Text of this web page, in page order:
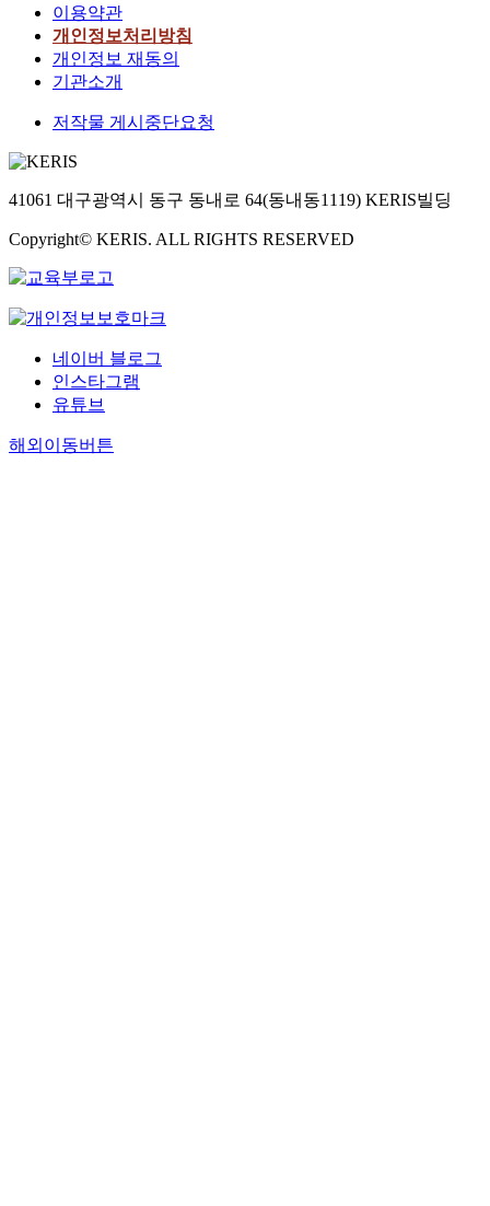
이용약관
개인정보처리방침
개인정보 재동의
기관소개
저작물 게시중단요청
41061 대구광역시 동구 동내로 64(동내동1119) KERIS빌딩
Copyright© KERIS. ALL RIGHTS RESERVED
네이버 블로그
인스타그램
유튜브
해외이동버튼